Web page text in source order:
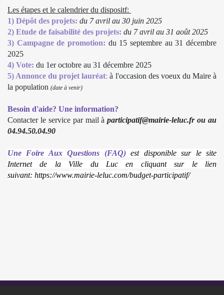
Les étapes et le calendrier du dispositf:
1) Dépôt des projets: du 7 avril au 30 juin 2025
2) Etude de faisabilité des projets: du 7 avril au 31 août 2025
3) Campagne de promotion: du 15 septembre au 31 décembre
2025
4) Vote: du 1er octobre au 31 décembre 2025
5) Annonce du projet lauréat: à l'occasion des voeux du Maire à
la population (date à venir)
Besoin d'aide? Une information?
Contacter le service par mail àparticipatif@mairie-leluc.fr ou au
04.94.50.04.90
Une Foire Aux Questions (FAQ)est disponible sur le site
Internet de la Ville du Luc en cliquant sur le lien
suivant: https://www.mairie-leluc.com/budget-participatif/